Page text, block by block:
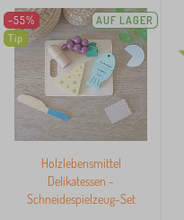
-55%
Tip
AUF LAGER
Holzlebensmittel
Delikatessen -
Schneidespielzeug-Set